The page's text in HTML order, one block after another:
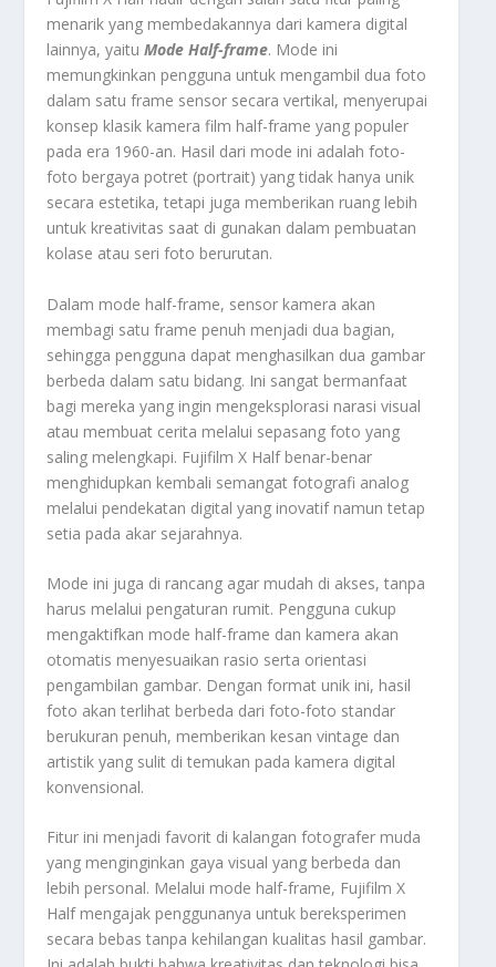
menarik yang membedakannya dari kamera digital
lainnya, yaituMode Half-frame. Mode ini
memungkinkan pengguna untuk mengambil dua foto
dalam satu frame sensor secara vertikal, menyerupai
konsep klasik kamera film half-frame yang populer
pada era 1960-an. Hasil dari mode ini adalah foto-
foto bergaya potret (portrait) yang tidak hanya unik
secara estetika, tetapi juga memberikan ruang lebih
untuk kreativitas saat di gunakan dalam pembuatan
kolase atau seri foto berurutan.
Dalam mode half-frame, sensor kamera akan
membagi satu frame penuh menjadi dua bagian,
sehingga pengguna dapat menghasilkan dua gambar
berbeda dalam satu bidang. Ini sangat bermanfaat
bagi mereka yang ingin mengeksplorasi narasi visual
atau membuat cerita melalui sepasang foto yang
saling melengkapi. Fujifilm X Half benar-benar
menghidupkan kembali semangat fotografi analog
melalui pendekatan digital yang inovatif namun tetap
setia pada akar sejarahnya.
Mode ini juga di rancang agar mudah di akses, tanpa
harus melalui pengaturan rumit. Pengguna cukup
mengaktifkan mode half-frame dan kamera akan
otomatis menyesuaikan rasio serta orientasi
pengambilan gambar. Dengan format unik ini, hasil
foto akan terlihat berbeda dari foto-foto standar
berukuran penuh, memberikan kesan vintage dan
artistik yang sulit di temukan pada kamera digital
konvensional.
Fitur ini menjadi favorit di kalangan fotografer muda
yang menginginkan gaya visual yang berbeda dan
lebih personal. Melalui mode half-frame, Fujifilm X
Half mengajak penggunanya untuk bereksperimen
secara bebas tanpa kehilangan kualitas hasil gambar.